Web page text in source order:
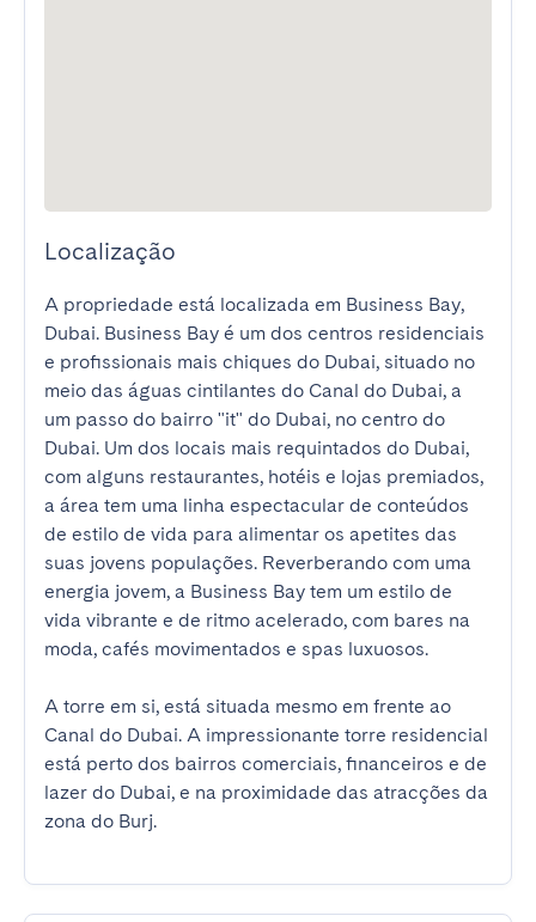
Localização
A propriedade está localizada em Business Bay,
Dubai. Business Bay é um dos centros residenciais
e profissionais mais chiques do Dubai, situado no
meio das águas cintilantes do Canal do Dubai, a
um passo do bairro "it" do Dubai, no centro do
Dubai. Um dos locais mais requintados do Dubai,
com alguns restaurantes, hotéis e lojas premiados,
a área tem uma linha espectacular de conteúdos
de estilo de vida para alimentar os apetites das
suas jovens populações. Reverberando com uma
energia jovem, a Business Bay tem um estilo de
vida vibrante e de ritmo acelerado, com bares na
moda, cafés movimentados e spas luxuosos.
A torre em si, está situada mesmo em frente ao
Canal do Dubai. A impressionante torre residencial
está perto dos bairros comerciais, financeiros e de
lazer do Dubai, e na proximidade das atracções da
zona do Burj.